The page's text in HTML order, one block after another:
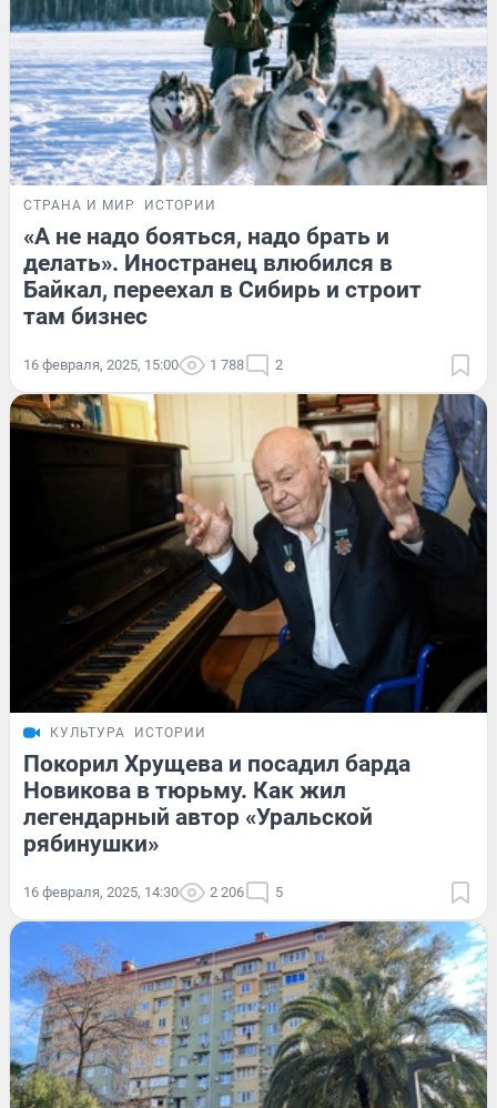
СТРАНА И МИР ИСТОРИИ
«А не надо бояться, надо брать и
делать». Иностранец влюбился в
Байкал, переехал в Сибирь и строит
там бизнес
16 февраля, 2025, 15:00 1 788 2
КУЛЬТУРА ИСТОРИИ
Покорил Хрущева и посадил барда
Новикова в тюрьму. Как жил
легендарный автор «Уральской
рябинушки»
16 февраля, 2025, 14:30 2 206 5